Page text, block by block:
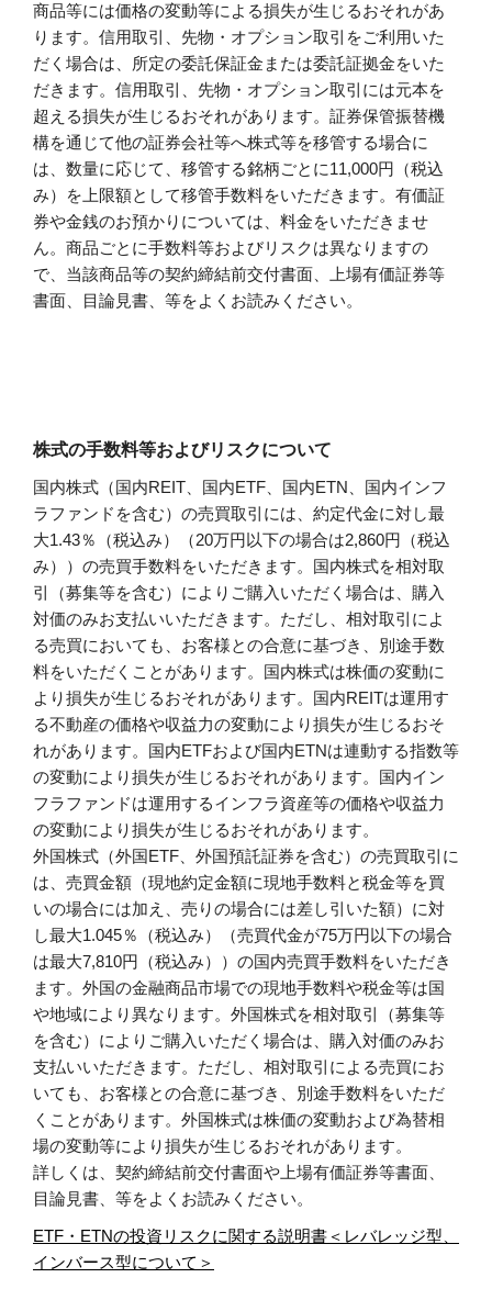
商品等には価格の変動等による損失が生じるおそれがあ
ります。信用取引、先物・オプション取引をご利用いた
だく場合は、所定の委託保証金または委託証拠金をいた
だきます。信用取引、先物・オプション取引には元本を
超える損失が生じるおそれがあります。証券保管振替機
構を通じて他の証券会社等へ株式等を移管する場合に
は、数量に応じて、移管する銘柄ごとに11,000円（税込
み）を上限額として移管手数料をいただきます。有価証
券や金銭のお預かりについては、料金をいただきませ
ん。商品ごとに手数料等およびリスクは異なりますの
で、当該商品等の契約締結前交付書面、上場有価証券等
書面、目論見書、等をよくお読みください。
株式の手数料等およびリスクについて
国内株式（国内REIT、国内ETF、国内ETN、国内インフ
ラファンドを含む）の売買取引には、約定代金に対し最
大1.43％（税込み）（20万円以下の場合は2,860円（税込
み））の売買手数料をいただきます。国内株式を相対取
引（募集等を含む）によりご購入いただく場合は、購入
対価のみお支払いいただきます。ただし、相対取引によ
る売買においても、お客様との合意に基づき、別途手数
料をいただくことがあります。国内株式は株価の変動に
より損失が生じるおそれがあります。国内REITは運用す
る不動産の価格や収益力の変動により損失が生じるおそ
れがあります。国内ETFおよび国内ETNは連動する指数等
の変動により損失が生じるおそれがあります。国内イン
フラファンドは運用するインフラ資産等の価格や収益力
の変動により損失が生じるおそれがあります。
外国株式（外国ETF、外国預託証券を含む）の売買取引に
は、売買金額（現地約定金額に現地手数料と税金等を買
いの場合には加え、売りの場合には差し引いた額）に対
し最大1.045％（税込み）（売買代金が75万円以下の場合
は最大7,810円（税込み））の国内売買手数料をいただき
ます。外国の金融商品市場での現地手数料や税金等は国
や地域により異なります。外国株式を相対取引（募集等
を含む）によりご購入いただく場合は、購入対価のみお
支払いいただきます。ただし、相対取引による売買にお
いても、お客様との合意に基づき、別途手数料をいただ
くことがあります。外国株式は株価の変動および為替相
場の変動等により損失が生じるおそれがあります。
詳しくは、契約締結前交付書面や上場有価証券等書面、
目論見書、等をよくお読みください。
ETF・ETNの投資リスクに関する説明書＜レバレッジ型、
インバース型について＞